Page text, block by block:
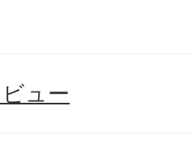
ュー